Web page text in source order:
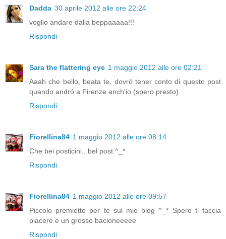
Dadda 30 aprile 2012 alle ore 22:24
voglio andare dalla beppaaaaa!!!
Rispondi
Sara the flattering eye 1 maggio 2012 alle ore 02:21
Aaah che bello, beata te, dovró tener conto di questo post
quando andró a Firenze anch'io (spero presto).
Rispondi
Fiorellina84 1 maggio 2012 alle ore 08:14
Che bei posticini...bel post ^_*
Rispondi
Fiorellina84 1 maggio 2012 alle ore 09:57
Piccolo premietto per te sul mio blog ^_* Spero ti faccia
piacere e un grosso bacioneeeee
Rispondi